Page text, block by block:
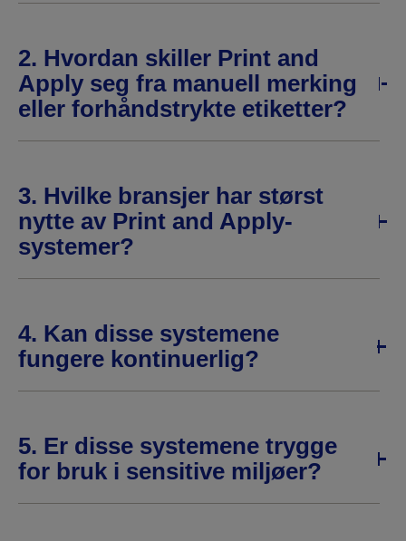
2. Hvordan skiller Print and
Apply seg fra manuell merking
eller forhåndstrykte etiketter?
3. Hvilke bransjer har størst
nytte av Print and Apply-
systemer?
4. Kan disse systemene
fungere kontinuerlig?
5. Er disse systemene trygge
for bruk i sensitive miljøer?